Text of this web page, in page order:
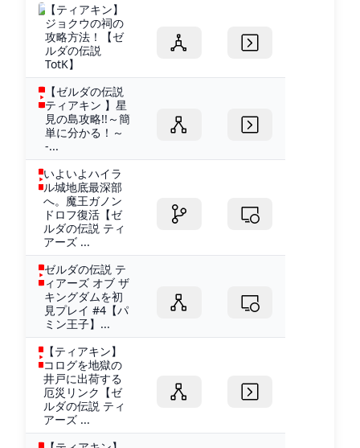
【ティアキン】
ジョクウの祠の
攻略方法！【ゼ
ルダの伝説
TotK】
【ゼルダの伝説
ティアキン 】星
見の島攻略!!～簡
単に分かる！～
-...
いよいよハイラ
ル城地底最深部
へ。魔王ガノン
ドロフ復活【ゼ
ルダの伝説 ティ
アーズ ...
ゼルダの伝説 テ
ィアーズ オブ ザ
キングダムを初
見プレイ #4【パ
ミン王子】...
【ティアキン】
コログを地獄の
井戸に出荷する
厄災リンク【ゼ
ルダの伝説 ティ
アーズ ...